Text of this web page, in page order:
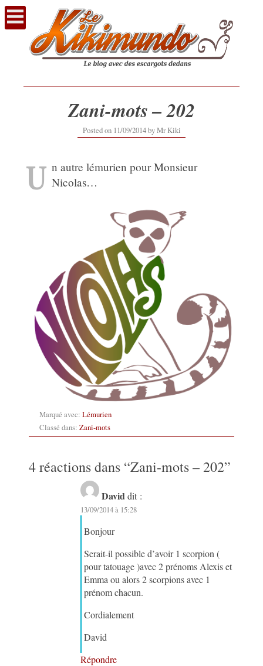
Voir
contenu
Zani-mots – 202
Posted on 11/09/201412/09/2019
byMr Kiki
U n autre lémurien pour Monsieur
Nicolas…
Marqué avec: Lémurien
Classé dans: Zani-mots
4 réactions dans “Zani-mots – 202”
David dit :
13/09/2014 à 15:28
Bonjour
Serait-il possible d’avoir 1 scorpion (
pour tatouage )avec 2 prénoms Alexis et
Emma ou alors 2 scorpions avec 1
prénom chacun.
Cordialement
David
Répondre